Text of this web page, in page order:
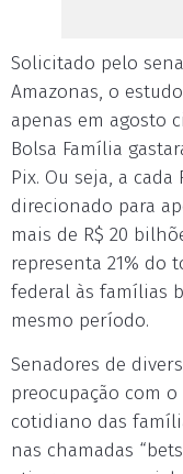
Solicitado pelo
Amazonas, o
apenas em agosto
Bolsa Família
Pix. Ou seja, a
direcionado para
mais de R$ 20
representa 21% do
federal às famílias
mesmo período.
Senadores de
preocupação com
cotidiano das
nas chamadas